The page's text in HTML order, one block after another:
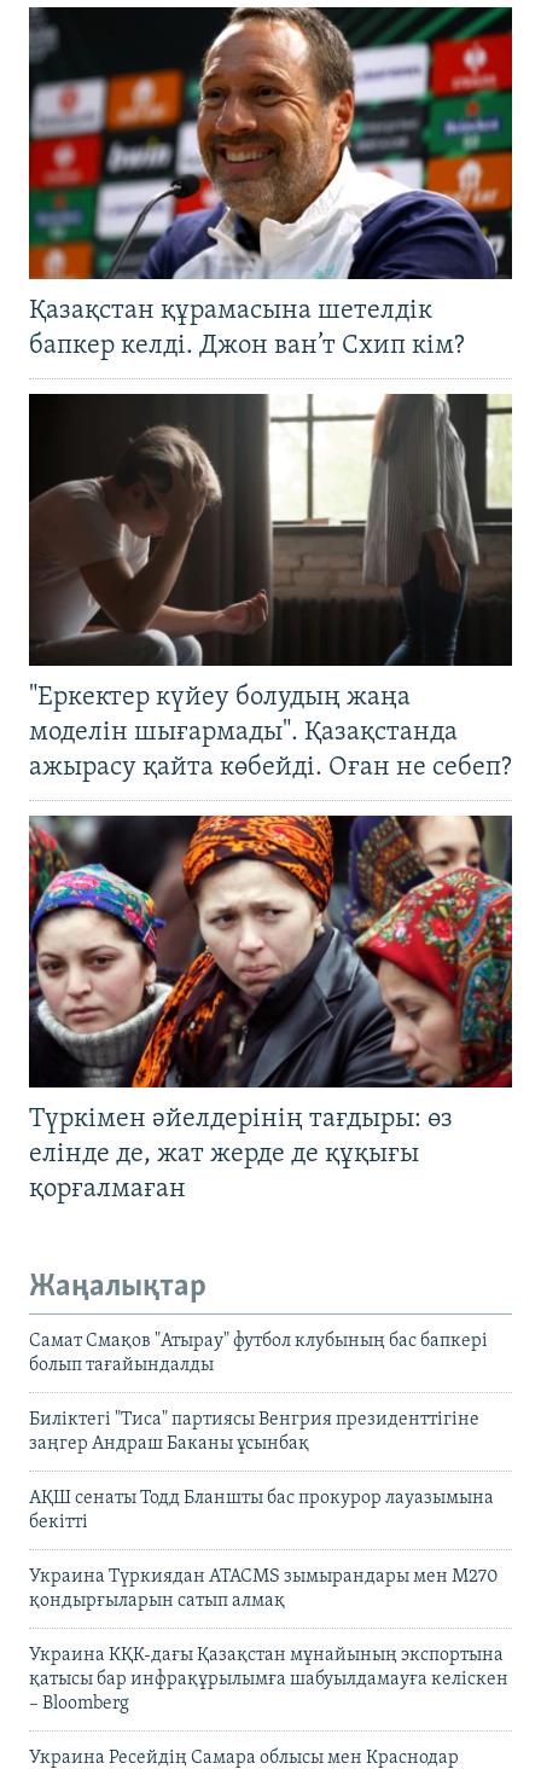
Қазақстан құрамасына шетелдік
бапкер келді. Джон ван’т Схип кім?
"Еркектер күйеу болудың жаңа
моделін шығармады". Қазақстанда
ажырасу қайта көбейді. Оған не себеп?
Түркімен әйелдерінің тағдыры: өз
елінде де, жат жерде де құқығы
қорғалмаған
Жаңалықтар
Самат Смақов "Атырау" футбол клубының бас бапкері
болып тағайындалды
Биліктегі "Тиса" партиясы Венгрия президенттігіне
заңгер Андраш Баканы ұсынбақ
АҚШ сенаты Тодд Бланшты бас прокурор лауазымына
бекітті
Украина Түркиядан ATACMS зымырандары мен M270
қондырғыларын сатып алмақ
Украина КҚК-дағы Қазақстан мұнайының экспортына
қатысы бар инфрақұрылымға шабуылдамауға келіскен
– Bloomberg
Украина Ресейдің Самара облысы мен Краснодар